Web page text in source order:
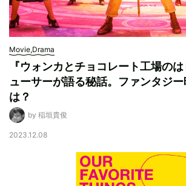
Movie,Drama
『ウォンカとチョコレート工場の
ューサーが語る秘話。ファンタジ
は？
by 稲垣貴俊
2023.12.08